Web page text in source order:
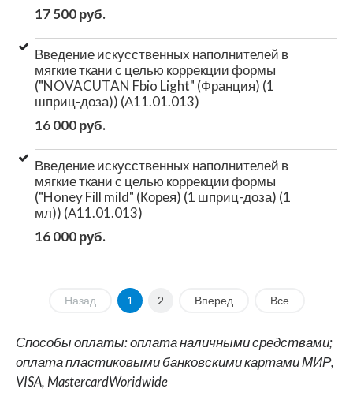
17 500 руб.
Введение искусственных наполнителей в
мягкие ткани с целью коррекции формы
("NOVACUTAN Fbio Light" (Франция) (1
шприц-доза)) (А11.01.013)
16 000 руб.
Введение искусственных наполнителей в
мягкие ткани с целью коррекции формы
("Honey Fill mild" (Корея) (1 шприц-доза) (1
мл)) (А11.01.013)
16 000 руб.
Назад 1 2 Вперед Все
Способы оплаты: оплата наличными средствами;
оплата пластиковыми банковскими картами МИР,
VISA, MastercardWoridwide